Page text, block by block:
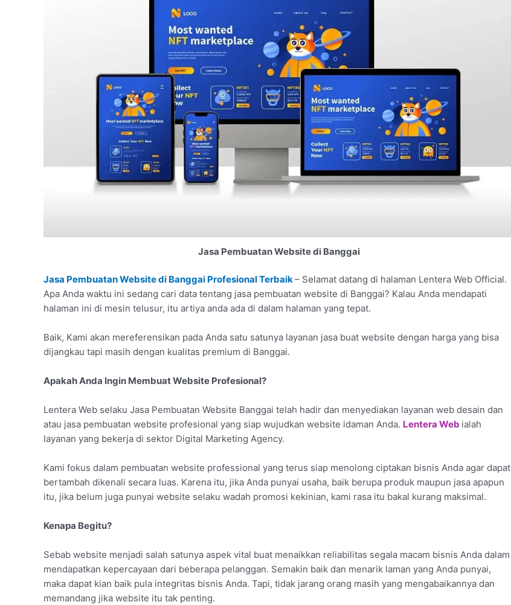
Jasa Pembuatan Website di Banggai
Jasa Pembuatan Website di Banggai Profesional Terbaik– Selamat datang di halaman Lentera Web Official.
Apa Anda waktu ini sedang cari data tentang jasa pembuatan website di Banggai? Kalau Anda mendapati
halaman ini di mesin telusur, itu artiya anda ada di dalam halaman yang tepat.
Baik, Kami akan mereferensikan pada Anda satu satunya layanan jasa buat website dengan harga yang bisa
dijangkau tapi masih dengan kualitas premium di Banggai.
Apakah Anda Ingin Membuat Website Profesional?
Lentera Web selaku Jasa Pembuatan Website Banggai telah hadir dan menyediakan layanan web desain dan
atau jasa pembuatan website profesional yang siap wujudkan website idaman Anda. Lentera Web ialah
layanan yang bekerja di sektor Digital Marketing Agency.
Kami fokus dalam pembuatan website professional yang terus siap menolong ciptakan bisnis Anda agar dapat
bertambah dikenali secara luas. Karena itu, jika Anda punyai usaha, baik berupa produk maupun jasa apapun
itu, jika belum juga punyai website selaku wadah promosi kekinian, kami rasa itu bakal kurang maksimal.
Kenapa Begitu?
Sebab website menjadi salah satunya aspek vital buat menaikkan reliabilitas segala macam bisnis Anda dalam
mendapatkan kepercayaan dari beberapa pelanggan. Semakin baik dan menarik laman yang Anda punyai,
maka dapat kian baik pula integritas bisnis Anda. Tapi, tidak jarang orang masih yang mengabaikannya dan
memandang jika website itu tak penting.